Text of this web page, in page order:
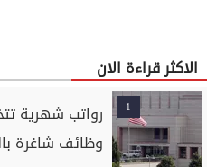
الاكثر قراءة الان
1
وظائف شاغرة